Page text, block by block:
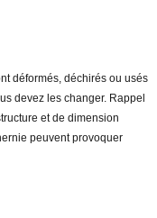
déformés, déchirés ou usés
devez les changer. Rappel
et de dimension
peuvent provoquer